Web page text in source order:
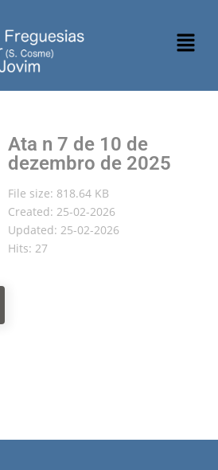
Ata n 7 de 10 de
dezembro de 2025
File size: 818.64 KB
Created: 25-02-2026
Updated: 25-02-2026
Hits: 27